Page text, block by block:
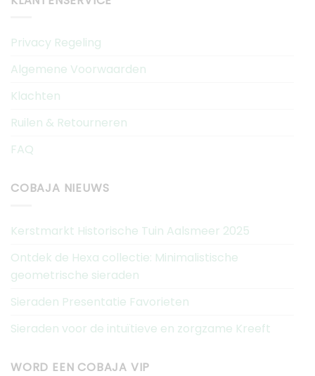
Privacy Regeling
Algemene Voorwaarden
Klachten
Ruilen & Retourneren
FAQ
COBAJA NIEUWS
Kerstmarkt Historische Tuin Aalsmeer 2025
Ontdek de Hexa collectie: Minimalistische
geometrische sieraden
Sieraden Presentatie Favorieten
Sieraden voor de intuïtieve en zorgzame Kreeft
WORD EEN COBAJA VIP